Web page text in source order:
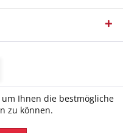
Mehrwertsteuer
Design by
um Ihnen die bestmögliche
zu können.